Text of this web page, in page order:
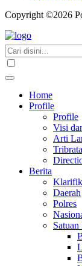
Copyright ©2026
Home
Profile
Profile
Visi
Arti
Berita
Daerah
Polres
Satuan